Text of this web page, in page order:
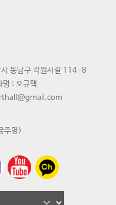
시 동남구 각원사길 114-8
명 : 오규택
주명)